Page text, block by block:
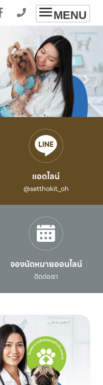
Toggle
navigation
MENU
แอดไลน์
@setthakit_ah
จองนัดหมายออนไลน์
ติดต่อเรา